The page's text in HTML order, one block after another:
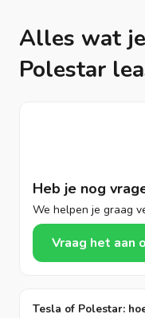
Alles wat
Polestar
Heb je nog
We helpen je graag
Vraag het aan
Tesla of Polestar: